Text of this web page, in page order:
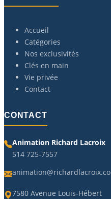
Accueil
Catégories
Nos exclusivités
Clés en main
Vie privée
Contact
CONTACT
Animation Richard Lacroix
514 725-7557
7580 Avenue Louis-Hébert